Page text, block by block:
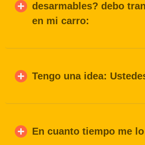
desarmables? debo
en mi carro:
Tengo una idea:
En cuanto tiempo me